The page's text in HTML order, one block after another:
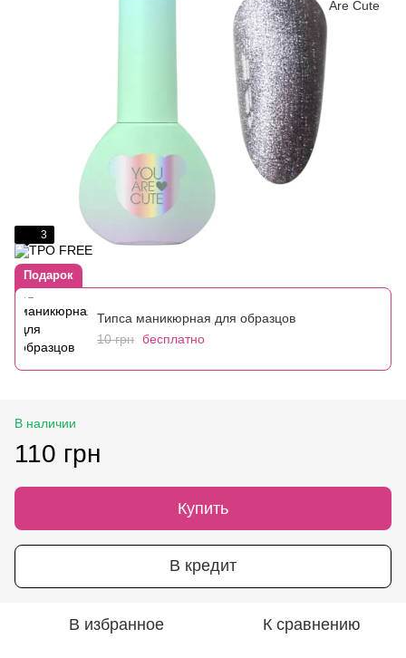
3
Подарок
Типса маникюрная для образцов
10 грн бесплатно
В наличии
110 грн
Купить
В кредит
В избранное К сравнению